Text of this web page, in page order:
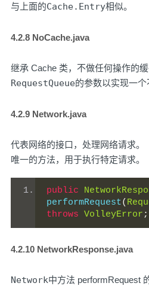
与上面的Cache.Entry相似。
4.2.8 NoCache.java
继承 Cache 类，不做任何操作的
RequestQueue的参数以实现一个
4.2.9 Network.java
代表网络的接口，处理网络请求。
唯一的方法，用于执行特定请求。
public
performRequest(
throws VolleyError ;
4.2.10 NetworkResponse.java
Network中方法 performRequest